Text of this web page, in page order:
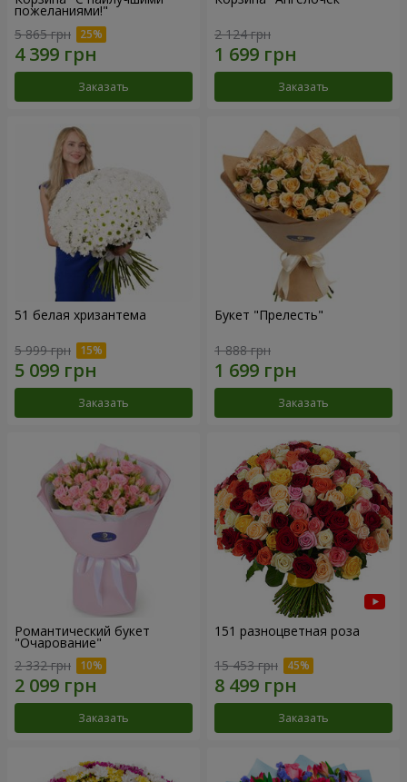
пожеланиями!"
5 865 грн
Заказать
2 124 грн
Заказать
51 белая хризантема
5 999 грн
Заказать
Букет "Прелесть"
1 888 грн
Заказать
Романтический букет
"Очарование"
2 332 грн
Заказать
151 разноцветная роза
15 453 грн
Заказать